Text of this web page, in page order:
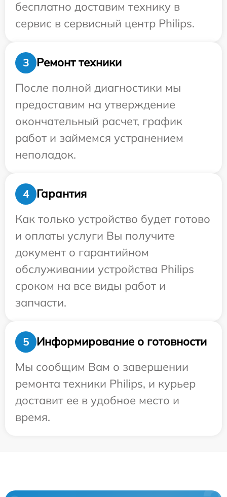
бесплатно доставим технику в
сервис в сервисный центр Philips.
3
Ремонт техники
После полной диагностики мы
предоставим на утверждение
окончательный расчет, график
работ и займемся устранением
неполадок.
4
Гарантия
Как только устройство будет готово
и оплаты услуги Вы получите
документ о гарантийном
обслуживании устройства Philips
сроком на все виды работ и
запчасти.
5
Информирование о готовности
Мы сообщим Вам о завершении
ремонта техники Philips, и курьер
доставит ее в удобное место и
время.